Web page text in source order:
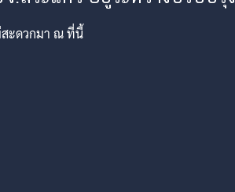
ะดวกมา ณ ที่นี้